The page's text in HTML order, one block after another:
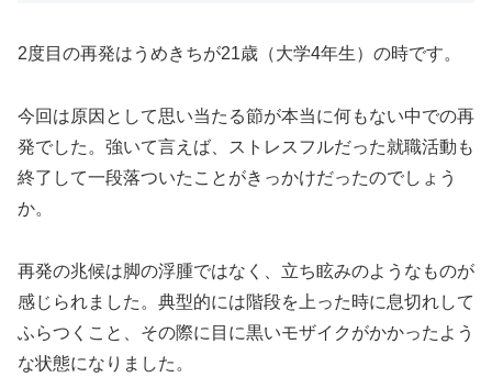
2度目の再発はうめきちが21歳（大学4年生）の時です。
今回は原因として思い当たる節が本当に何もない中での再
発でした。強いて言えば、ストレスフルだった就職活動も
終了して一段落ついたことがきっかけだったのでしょう
か。
再発の兆候は脚の浮腫ではなく、立ち眩みのようなものが
感じられました。典型的には階段を上った時に息切れして
ふらつくこと、その際に目に黒いモザイクがかかったよう
な状態になりました。